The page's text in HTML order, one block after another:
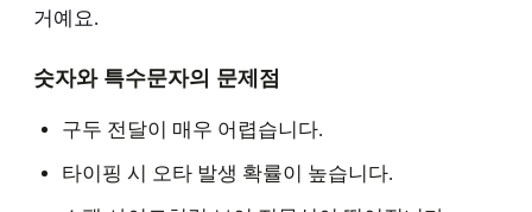
거예요.
숫자와 특수문자의 문제점
구두 전달이 매우 어렵습니다.
타이핑 시 오타 발생 확률이 높습니다.